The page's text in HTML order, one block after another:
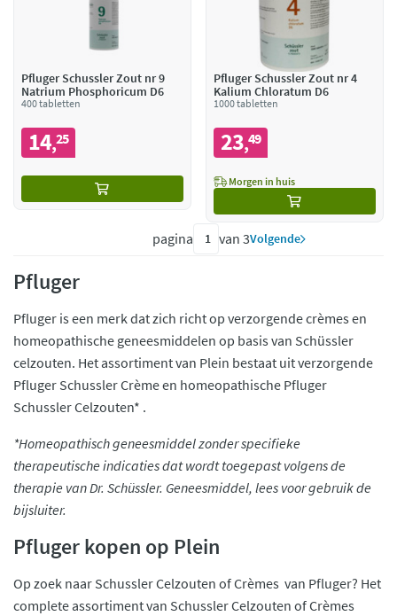
Pfluger Schussler Zout nr 9
Natrium Phosphoricum D6
400 tabletten
14,25
Pfluger Schussler Zout nr 4
Kalium Chloratum D6
1000 tabletten
23,49
Morgen in huis
pagina van 3Volgende
Pfluger
Pfluger is een merk dat zich richt op verzorgende crèmes en
homeopathische geneesmiddelen op basis van Schüssler
celzouten. Het assortiment van Plein bestaat uit verzorgende
Pfluger Schussler Crème en homeopathische Pfluger
Schussler Celzouten* .
*Homeopathisch geneesmiddel zonder specifieke
therapeutische indicaties dat wordt toegepast volgens de
therapie van Dr. Schüssler. Geneesmiddel, lees voor gebruik de
bijsluiter.
Pfluger kopen op Plein
Op zoek naar Schussler Celzouten of Crèmes van Pfluger? Het
complete assortiment van Schussler Celzouten of Crèmes